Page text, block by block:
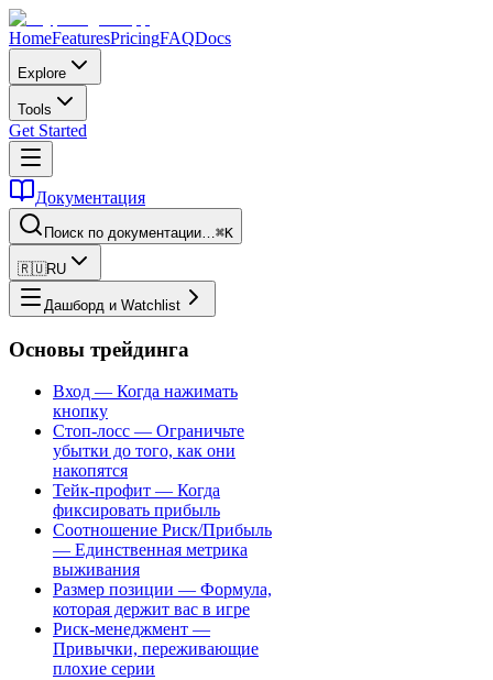
HomeFeaturesPricingFAQDocs
Explore
Tools
Get Started
Документация
Поиск по документации…⌘K
🇷🇺RU
Дашборд и Watchlist
Основы трейдинга
Вход — Когда нажимать
кнопку
Стоп-лосс — Ограничьте
убытки до того, как они
накопятся
Тейк-профит — Когда
фиксировать прибыль
Соотношение Риск/Прибыль
— Единственная метрика
выживания
Размер позиции — Формула,
которая держит вас в игре
Риск-менеджмент —
Привычки, переживающие
плохие серии